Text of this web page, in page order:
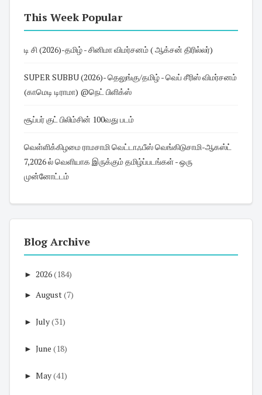
This Week Popular
டி சி (2026)-தமிழ் - சினிமா விமர்சனம் ( ஆக்சன் திரில்லர்)
SUPER SUBBU (2026)- தெலுங்கு/தமிழ் - வெப் சீரிஸ் விமர்சனம்
(காமெடி டிராமா) @நெட் பிளிக்ஸ்
சூப்பர் குட் பிலிம்சின் 100வது படம்
வெள்ளிக்கிழமை ராமசாமி வெட்டாஃபீஸ் வெங்கிடுசாமி-ஆகஸ்ட்
7,2026 ல் வெளியாக இருக்கும் தமிழ்ப்படங்கள் - ஒரு
முன்னோட்டம்
Blog Archive
► 2026(184)
► August(7)
► July(31)
► June (18)
► May(41)